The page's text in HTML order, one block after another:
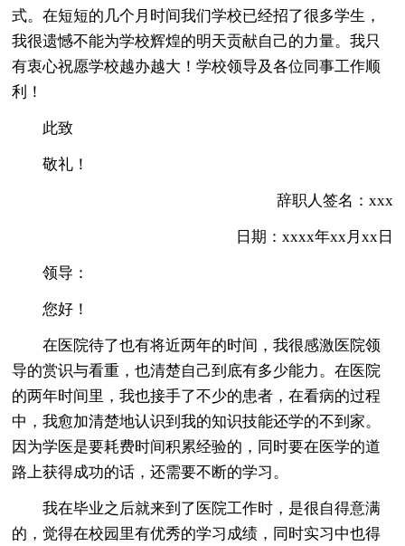
式。在短短的几个月时间我们学校已经招了很多学生，
我很遗憾不能为学校辉煌的明天贡献自己的力量。我只
有衷心祝愿学校越办越大！学校领导及各位同事工作顺
利！
此致
敬礼！
辞职人签名：xxx
日期：xxxx年xx月xx日
领导：
您好！
在医院待了也有将近两年的时间，我很感激医院领
导的赏识与看重，也清楚自己到底有多少能力。在医院
的两年时间里，我也接手了不少的患者，在看病的过程
中，我愈加清楚地认识到我的知识技能还学的不到家。
因为学医是要耗费时间积累经验的，同时要在医学的道
路上获得成功的话，还需要不断的学习。
我在毕业之后就来到了医院工作时，是很自得意满
的，觉得在校园里有优秀的学习成绩，同时实习中也得